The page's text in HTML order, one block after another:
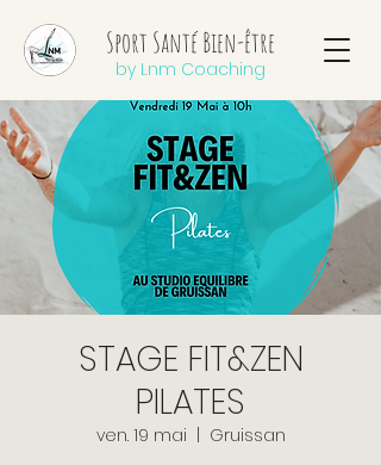
Sport Santé Bien-être
by Lnm Coaching
STAGE FIT&ZEN
PILATES
ven. 19 mai
Gruissan